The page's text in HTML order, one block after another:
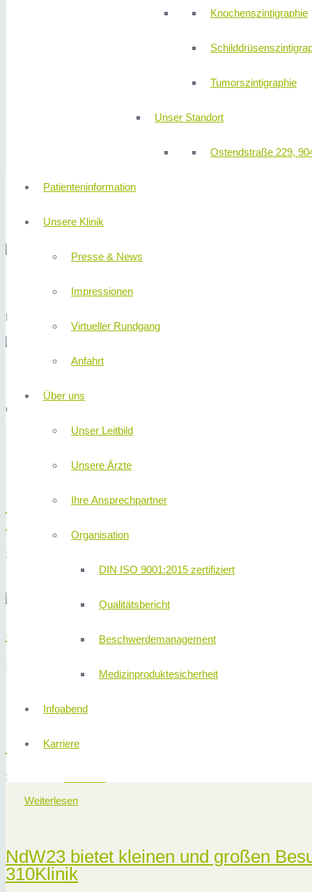
Knochenszintigraphie
Tumorszintigraphie
Unser Standort
Ostendstraße 229,
Patienteninformation
Unsere Klinik
Presse & News
Impressionen
Virtueller Rundgang
Anfahrt
Über uns
Unser Leitbild
Unsere Ärzte
Ihre Ansprechpartner
Organisation
DIN ISO 9001:2015 zertifiziert
Qualitätsbericht
Beschwerdemanagement
Medizinproduktesicherheit
Infoabend
Karriere
MVZ Radiologie und Nuklearmedizin
Neumeyerstraße 46, 90411 Nürnberg
Ostendstraße 229, 90482 Nürnberg
Bayerisches Staatsministerium
21. Juli 2025
Sport & Alltag mit einem künstlichen
13. November 2024
Exklusives Kabarett mit Bernd
30. Mai 2023
Weiterlesen
NdW23 bietet kleinen und großen
310Klinik